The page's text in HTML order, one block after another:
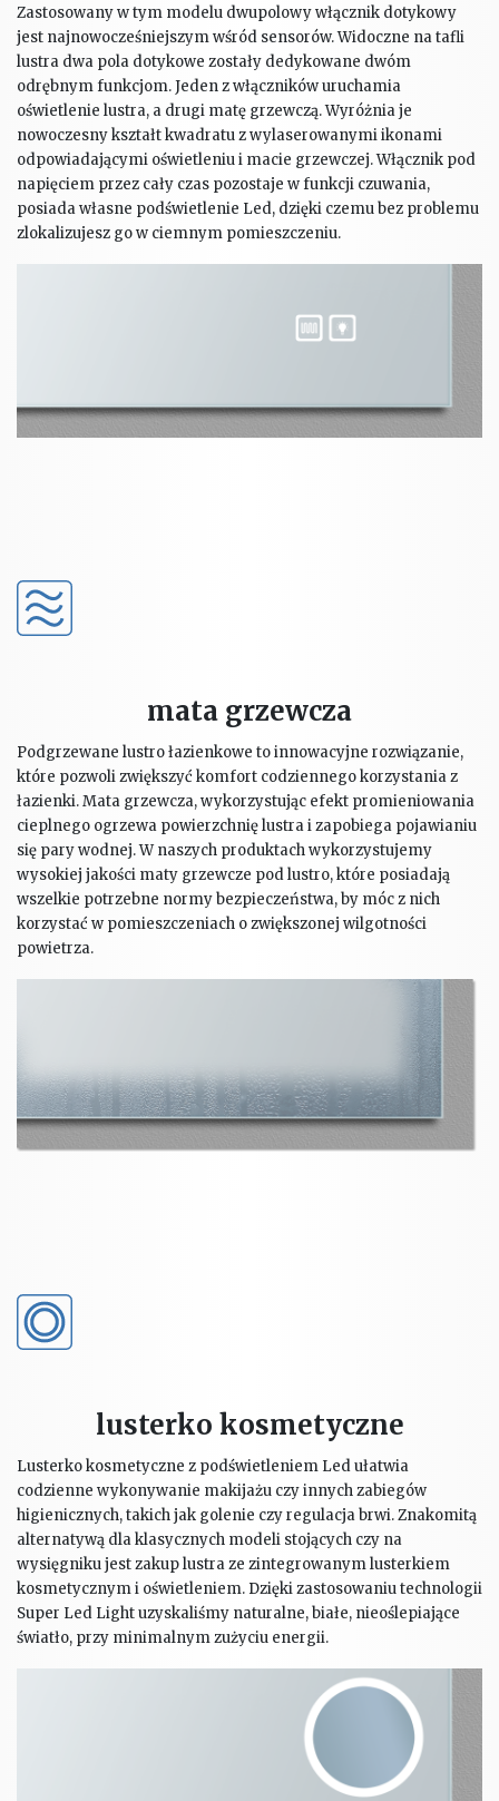
Zastosowany w tym modelu dwupolowy włącznik dotykowy
jest najnowocześniejszym wśród sensorów. Widoczne na tafli
lustra dwa pola dotykowe zostały dedykowane dwóm
odrębnym funkcjom. Jeden z włączników uruchamia
oświetlenie lustra, a drugi matę grzewczą. Wyróżnia je
nowoczesny kształt kwadratu z wylaserowanymi ikonami
odpowiadającymi oświetleniu i macie grzewczej. Włącznik pod
napięciem przez cały czas pozostaje w funkcji czuwania,
posiada własne podświetlenie Led, dzięki czemu bez problemu
zlokalizujesz go w ciemnym pomieszczeniu.
mata grzewcza
Podgrzewane lustro łazienkowe to innowacyjne rozwiązanie,
które pozwoli zwiększyć komfort codziennego korzystania z
łazienki. Mata grzewcza, wykorzystując efekt promieniowania
cieplnego ogrzewa powierzchnię lustra i zapobiega pojawianiu
się pary wodnej. W naszych produktach wykorzystujemy
wysokiej jakości maty grzewcze pod lustro, które posiadają
wszelkie potrzebne normy bezpieczeństwa, by móc z nich
korzystać w pomieszczeniach o zwiększonej wilgotności
powietrza.
lusterko kosmetyczne
Lusterko kosmetyczne z podświetleniem Led ułatwia
codzienne wykonywanie makijażu czy innych zabiegów
higienicznych, takich jak golenie czy regulacja brwi. Znakomitą
alternatywą dla klasycznych modeli stojących czy na
wysięgniku jest zakup lustra ze zintegrowanym lusterkiem
kosmetycznym i oświetleniem. Dzięki zastosowaniu technologii
Super Led Light uzyskaliśmy naturalne, białe, nieoślepiające
światło, przy minimalnym zużyciu energii.